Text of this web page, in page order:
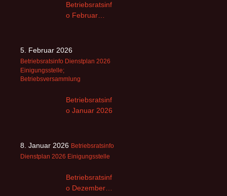
Betriebsratsinf
o Februar
5. Februar 2026
Betriebsratsinfo Dienstplan 2026
Einigungsstelle;
Betriebsversammlung
Betriebsratsinf
o Januar 2026
8. Januar 2026 Betriebsratsinfo
Dienstplan 2026 Einigungsstelle
Betriebsratsinf
o Dezember